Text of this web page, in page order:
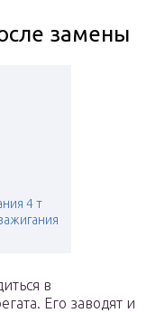
замены
4 т
в
Его заводят и